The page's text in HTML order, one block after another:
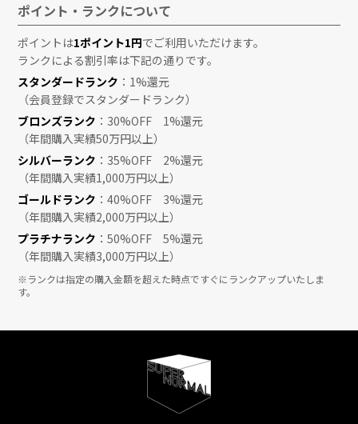
ポイント・ランクについて
ポイントは1ポイント1円でご利用いただけます。
ランクによる割引率は下記の通りです。
スタンダードランク ：1%還元
（会員登録でスタンダードランク）
ブロンズランク ：30%OFF 1%還元
（年間購入実績50万円以上）
シルバーランク ：35%OFF 2%還元
（年間購入実績1,000万円以上）
ゴールドランク ：40%OFF 3%還元
（年間購入実績2,000万円以上）
プラチナランク ：50%OFF 5%還元
（年間購入実績3,000万円以上）
※ランクは指定の購入金額を超えた時点ですぐにランクアップいたしま
す。